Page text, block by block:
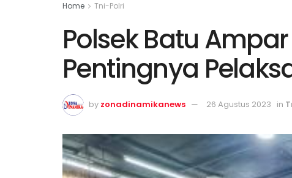
Home Tni-Polri
Polsek Batu
Pentingnya
by zonadinamikanews 26 Agustus 2023 in